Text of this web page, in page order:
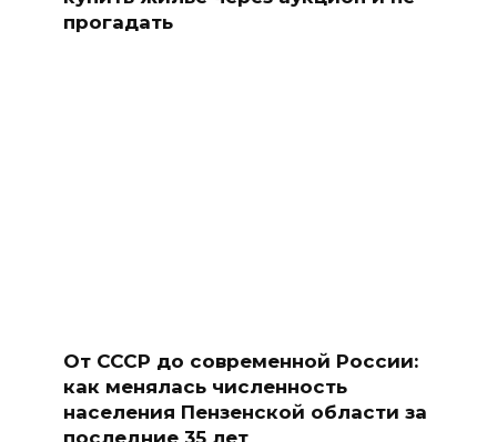
прогадать
От СССР до современной России:
как менялась численность
населения Пензенской области за